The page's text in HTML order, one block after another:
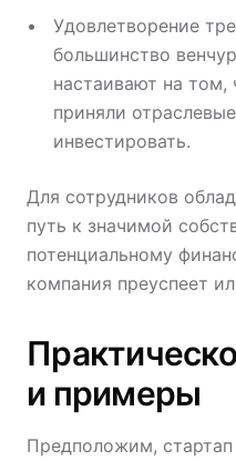
Удовлетворение
большинство
настаивают на том,
приняли
инвестировать.
Для сотрудников
путь к значимой
потенциальному
компания преуспеет
и примеры
Предположим,